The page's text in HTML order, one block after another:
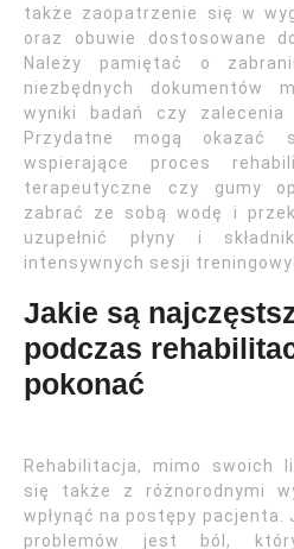
także zaopatrzenie się w
oraz obuwie dostosowane
Należy pamiętać o
niezbędnych dokumentów
wyniki badań czy zalecenia
Przydatne mogą okazać
wspierające proces
terapeutyczne czy gumy
zabrać ze sobą wodę i
uzupełnić płyny i
intensywnych sesji
Jakie są
podczas
pokonać
Rehabilitacja, mimo swoich
się także z różnorodnymi
wpłynąć na postępy
problemów jest ból,